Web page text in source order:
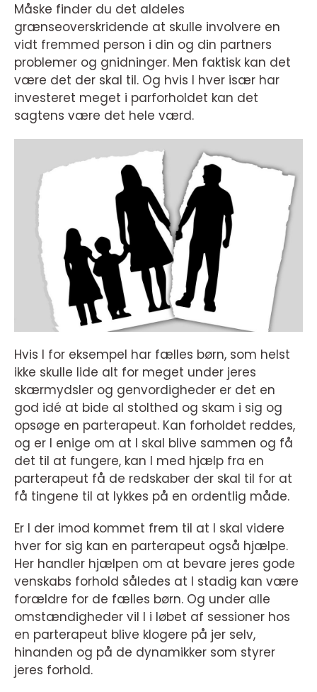
Måske finder du det aldeles
grænseoverskridende at skulle involvere en
vidt fremmed person i din og din partners
problemer og gnidninger. Men faktisk kan det
være det der skal til. Og hvis I hver især har
investeret meget i parforholdet kan det
sagtens være det hele værd.
Hvis I for eksempel har fælles børn, som helst
ikke skulle lide alt for meget under jeres
skærmydsler og genvordigheder er det en
god idé at bide al stolthed og skam i sig og
opsøge en parterapeut. Kan forholdet reddes,
og er I enige om at I skal blive sammen og få
det til at fungere, kan I med hjælp fra en
parterapeut få de redskaber der skal til for at
få tingene til at lykkes på en ordentlig måde.
Er I der imod kommet frem til at I skal videre
hver for sig kan en parterapeut også hjælpe.
Her handler hjælpen om at bevare jeres gode
venskabs forhold således at I stadig kan være
forældre for de fælles børn. Og under alle
omstændigheder vil I i løbet af sessioner hos
en parterapeut blive klogere på jer selv,
hinanden og på de dynamikker som styrer
jeres forhold.